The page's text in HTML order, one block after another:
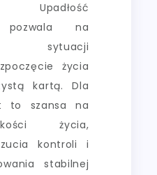
pozwala na
sytuacji
życia
kartą. Dla
to szansa na
życia,
kontroli i
stabilnej